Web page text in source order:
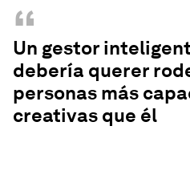
“
Un gestor
debería querer
personas más
creativas que él